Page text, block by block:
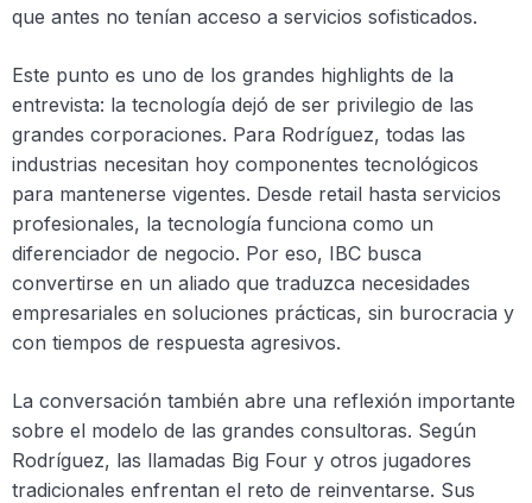
que antes no tenían acceso a servicios sofisticados.
Este punto es uno de los grandes highlights de la
entrevista: la tecnología dejó de ser privilegio de las
grandes corporaciones. Para Rodríguez, todas las
industrias necesitan hoy componentes tecnológicos
para mantenerse vigentes. Desde retail hasta servicios
profesionales, la tecnología funciona como un
diferenciador de negocio. Por eso, IBC busca
convertirse en un aliado que traduzca necesidades
empresariales en soluciones prácticas, sin burocracia y
con tiempos de respuesta agresivos.
La conversación también abre una reflexión importante
sobre el modelo de las grandes consultoras. Según
Rodríguez, las llamadas Big Four y otros jugadores
tradicionales enfrentan el reto de reinventarse. Sus